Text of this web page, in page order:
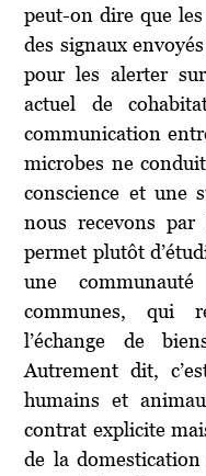
peut-on dire que
des signaux
pour les alerter
actuel de
communication
microbes ne
conscience et une
nous recevons par
permet plutôt
une
communes, qui
l’échange de
Autrement dit,
humains et
contrat explicite
de la